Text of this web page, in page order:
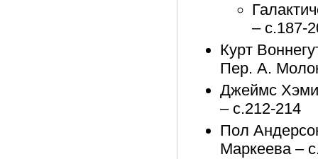
– с.187-
Курт
Пер. А.
Джеймс
– с.212-214
Пол
Маркеева –